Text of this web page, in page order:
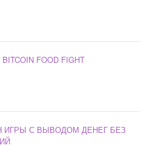
FOOD FIGHT
ИГРЫ С ВЫВОДОМ ДЕНЕГ БЕЗ